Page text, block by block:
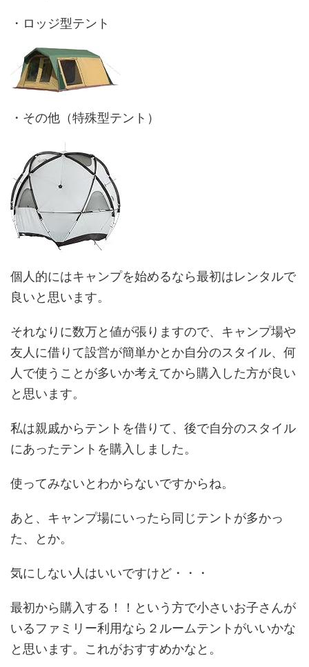
・ロッジ型テント
・その他（特殊型テント）
個人的にはキャンプを始めるなら最初はレンタルで
良いと思います。
それなりに数万と値が張りますので、キャンプ場や
友人に借りて設営が簡単かとか自分のスタイル、何
人で使うことが多いか考えてから購入した方が良い
と思います。
私は親戚からテントを借りて、後で自分のスタイル
にあったテントを購入しました。
使ってみないとわからないですからね。
あと、キャンプ場にいったら同じテントが多かっ
た、とか。
気にしない人はいいですけど・・・
最初から購入する！！という方で小さいお子さんが
いるファミリー利用なら２ルームテントがいいかな
と思います。これがおすすめかなと。